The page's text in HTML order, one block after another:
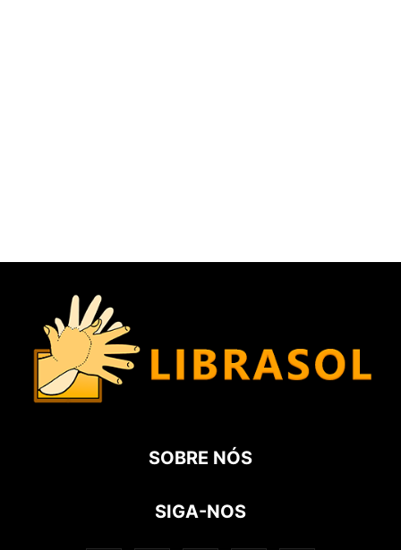
SOBRE NÓS
SIGA-NOS